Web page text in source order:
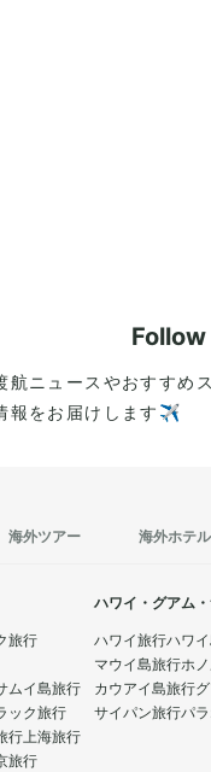
航ニュースやおすすめ
報をお届けします✈️
海外ツアー 海外ホテル
旅行
ムイ島旅行
ック旅行
行上海旅行
旅行
ハワイ・グアム
ハワイ旅行ハワ
マウイ島旅行ホ
カウアイ島旅行
サイパン旅行パ